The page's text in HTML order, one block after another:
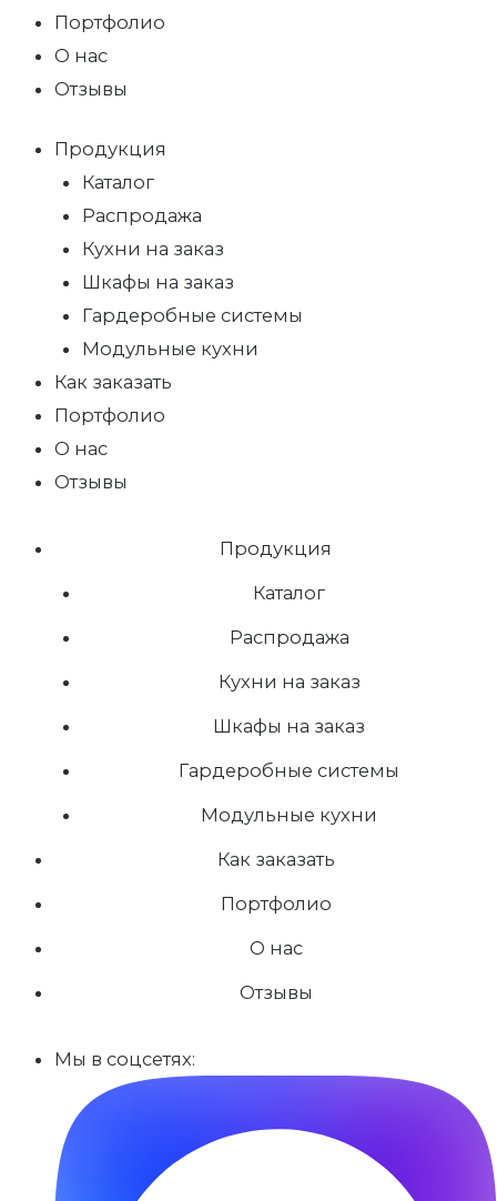
Портфолио
О нас
Отзывы
Продукция
Каталог
Распродажа
Кухни на заказ
Шкафы на заказ
Гардеробные системы
Модульные кухни
Как заказать
Портфолио
О нас
Отзывы
Продукция
Каталог
Распродажа
Кухни на заказ
Шкафы на заказ
Гардеробные системы
Модульные кухни
Как заказать
Портфолио
О нас
Отзывы
Мы в соцсетях: